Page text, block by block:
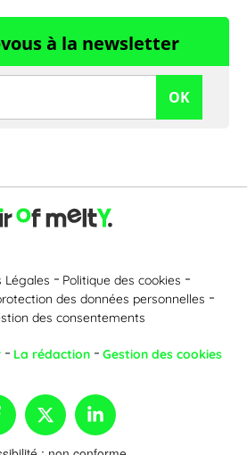
à la newsletter
OK
Légales
Politique des cookies
des données personnelles
des consentements
La rédaction Gestion des cookies